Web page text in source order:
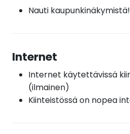
Nauti kaupunkinäkymistä!
Internet
Internet käytettävissä
(ilmainen)
Kiinteistössä on nopea